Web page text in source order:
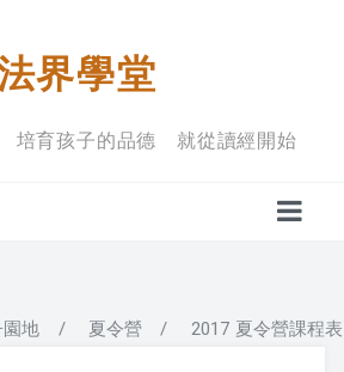
界學堂
培育孩子的品德 就從讀經開始
地 / 夏令營 / 2017 夏令營課程表